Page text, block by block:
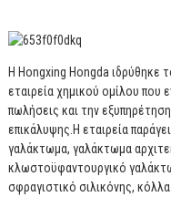
Η Hongxing Hongda ιδρύθηκε
εταιρεία χημικού ομίλου που
πωλήσεις και την
επικάλυψης. Η εταιρεία
γαλάκτωμα, γαλάκτωμα
κλωστοϋφαντουργικό
σφραγιστικό σιλικόνης,